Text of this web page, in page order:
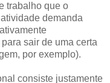
trabalho que o
demanda
sair de uma certa
por exemplo).
consiste justamente